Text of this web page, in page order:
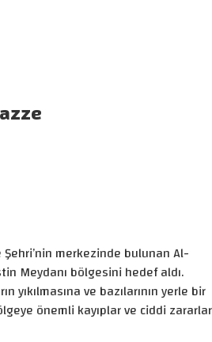
merkezinde bulunan Al-
Meydanı bölgesini hedef aldı.
yıkılmasına ve bazılarının yerle bir
önemli kayıplar ve ciddi zararlar